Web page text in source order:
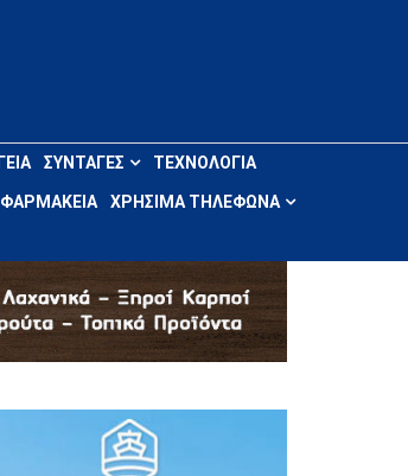
ΣΥΝΤΑΓΈΣ ΤΕΧΝΟΛΟΓΊΑ
ΦΑΡΜΑΚΕΊΑ ΧΡΉΣΙΜΑ ΤΗΛΈΦΩΝΑ